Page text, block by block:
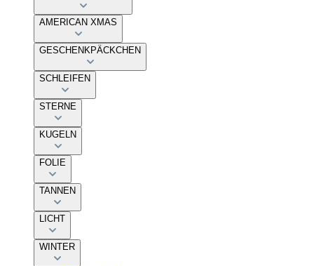
AMERICAN XMAS
GESCHENKPÄCKCHEN
SCHLEIFEN
STERNE
KUGELN
FOLIE
TANNEN
LICHT
WINTER